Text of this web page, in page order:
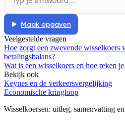
Maak opgaven
Veelgestelde vragen
Hoe zorgt een zwevende wisselkoers
betalingsbalans?
Wat is een wisselkoers en hoe reken
Bekijk ook
Keynes en de verkeersvergelijking
Economische kringloop
Wisselkoersen: uitleg, samenvatting